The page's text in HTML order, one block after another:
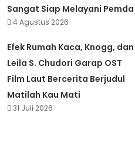
Sangat Siap Melayani Pemda
4 Agustus 2026
Efek Rumah Kaca, Knogg, dan
Leila S. Chudori Garap OST
Film Laut Bercerita Berjudul
Matilah Kau Mati
31 Juli 2026